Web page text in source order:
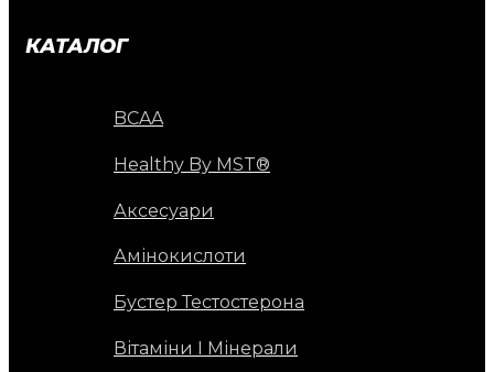
КАТАЛОГ
BCAA
Healthy By MST®
Аксесуари
Амінокислоти
Бустер Тестостерона
Вітаміни І Мінерали